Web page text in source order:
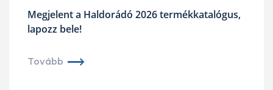
Megjelent a Haldorádó 2026 termékkatalógus,
lapozz bele!
Tovább